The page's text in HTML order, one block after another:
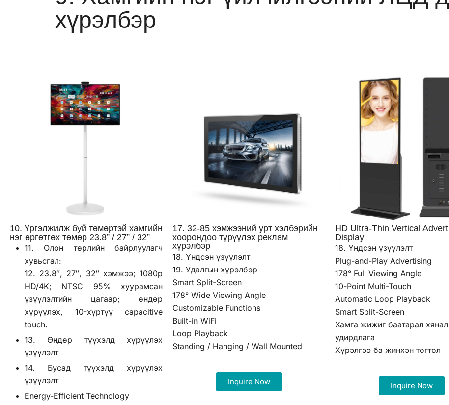
хүрэлбэр
10. Үргэлжилж буй төмөртэй хамгийн
нэг өргөтгөх төмөр 23.8” / 27” / 32”
11. Олон төрлийн байрлуулагч
хувьсгал:
12. 23.8″, 27″, 32″ хэмжээ; 1080p
HD/4K; NTSC 95% хуурамсан
үзүүлэлтийн цагаар; өндөр
хүрүүлэх, 10-хүртүү capacitive
touch.
13. Өндөр түүхэлд хүрүүлэх
үзүүлэлт
14. Бусад түүхэлд хүрүүлэх
үзүүлэлт
Energy-Efficient Technology
17. 32-85 хэмжээний урт хэлбэрийн
хоорондоо түрүүлэх реклам
хүрэлбэр
18. Үндсэн үзүүлэлт
19. Удалгын хүрэлбэр
Smart Split-Screen
178° Wide Viewing Angle
Customizable Functions
Built-in WiFi
Loop Playback
Standing / Hanging / Wall Mounted
Inquire Now
HD Ultra-Thin Vertical
Display
18. Үндсэн үзүүлэлт
Plug-and-Play Advertising
178° Full Viewing Angle
10-Point Multi-Touch
Automatic Loop Playback
Smart Split-Screen
Хамга жижиг баатарал
удирдлага
Хүрэлгээ ба жинхэн тогтол
Inquire Now